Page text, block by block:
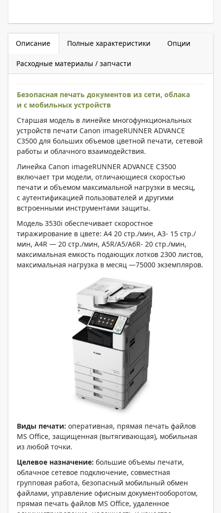
Описание Полные характеристики Опции
Расходные материалы / запчасти
Безопасная печать документов из сети, облака
и с мобильных устройств
Старшая модель в линейке многофункциональных
устройств печати Canon imageRUNNER ADVANCE
C3500 для больших объемов цветной печати, сетевой
работы и облачного взаимодействия.
Линейка Canon imageRUNNER ADVANCE C3500
включает три модели, отличающиеся скоростью
печати и объемом максимальной нагрузки в месяц,
с аутентификацией пользователей и другими
встроенными инструментами защиты.
Модель 3530i обеспечивает скоростное
тиражирование в цвете: А4 20 стр./мин, А3- 15 стр./
мин, A4R — 20 стр./мин, A5R/A5/A6R- 20 стр./мин,
максимальная емкость подающих лотков 2300 листов,
максимальная нагрузка в месяц —75000 экземпляров.
Виды печати: оперативная, прямая печать файлов
MS Office, защищенная (вытягивающая), мобильная
из любой точки.
Целевое назначение: большие объемы печати,
облачное сетевое подключение, совместная
групповая работа, безопасный мобильный обмен
файлами, управление офисным документооборотом,
прямая печать файлов MS Office, удаленное